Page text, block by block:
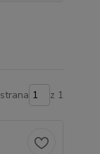
strana z 1